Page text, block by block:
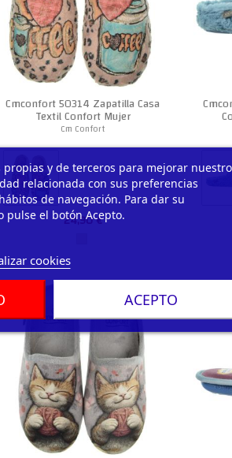
propias y de terceros para mejorar
relacionada con sus preferencias
de navegación. Para dar su
pulse el botón Acepto.
cookies
ACEPTO
Cmconfort 50314 Zapatilla Casa
Textil Confort Mujer
Cm Confort
24,90 €